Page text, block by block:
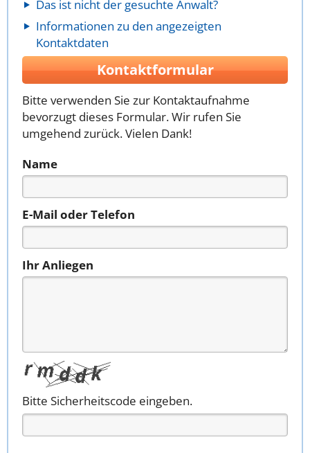
Das ist nicht der gesuchte Anwalt?
Informationen zu den angezeigten
Kontaktdaten
Kontaktformular
Bitte verwenden Sie zur Kontaktaufnahme
bevorzugt dieses Formular. Wir rufen Sie
umgehend zurück. Vielen Dank!
Name
E-Mail oder Telefon
Ihr Anliegen
Bitte Sicherheitscode eingeben.